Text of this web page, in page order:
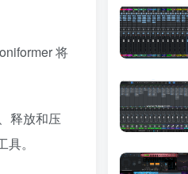
将
释放和压
。